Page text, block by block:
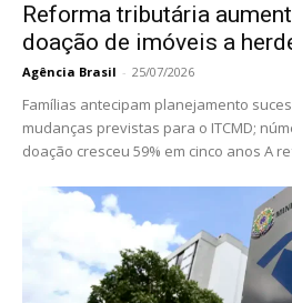
Reforma tributária
doação de imóveis a
Agência Brasil - 25/07/2026
Famílias antecipam planejamento
mudanças previstas para o ITCMD;
doação cresceu 59% em cinco anos A